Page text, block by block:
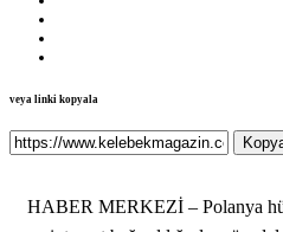
veya linki kopyala
HABER MERKEZİ – Polanya